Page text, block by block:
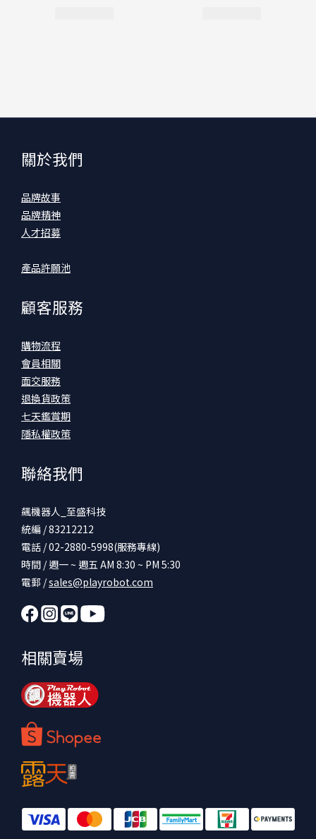
關於我們
品牌故事
品牌精神
人才招募
產品許願池
顧客服務
購物流程
會員相關
面交服務
退換貨政策
七天鑑賞期
隱私權政策
聯絡我們
飆機器人_至盛科技
統編 / 83212212
電話 / 02-2880-5998(服務專線)
時間 / 週一 ~ 週五 AM 8:30 ~ PM 5:30
電郵 /sales@playrobot.com
相關賣場